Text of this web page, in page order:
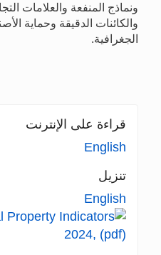
ونماذج المنفعة والعلامات
والكائنات الدقيقة وحماية
الجغرافية.
قراءة على الإنترنت
English
تنزيل
English